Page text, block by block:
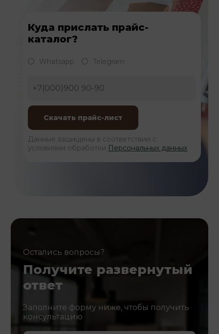
Куда прислать прайс-
каталог?
Whatsapp Telegram
Данные защищены в соответствии с
условиями обработки Персональных данных
Остались вопросы?
Получите развернутый
ответ
Заполните форму ниже, чтобы получить
консультацию